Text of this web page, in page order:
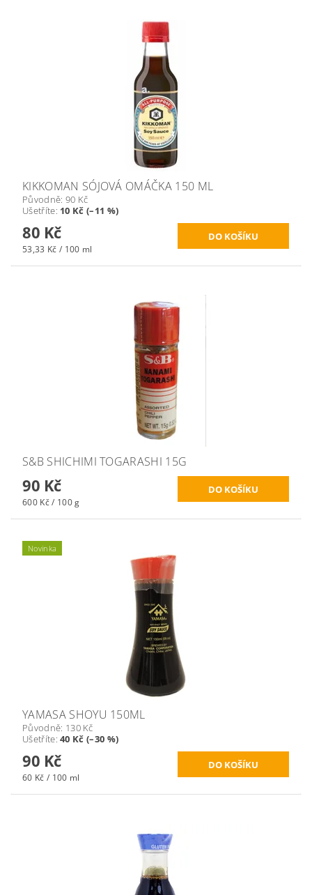
KIKKOMAN SÓJOVÁ OMÁČKA 150 ML
Původně: 90 Kč
Ušetříte: 10 Kč (–11 %)
80 Kč
53,33 Kč / 100 ml
S&B SHICHIMI TOGARASHI 15G
90 Kč
600 Kč / 100 g
Novinka
YAMASA SHOYU 150ML
Původně: 130 Kč
Ušetříte:40 Kč (–30 %)
90 Kč
60 Kč / 100 ml